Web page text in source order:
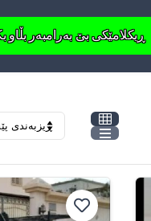
ڕیکلامێکی بێ بەرامبەر بڵاو